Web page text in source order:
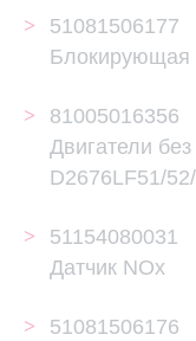
51081506177
Блокирующая
81005016356
Двигатели
D2676LF51/
51154080031
Датчик NOx
51081506176